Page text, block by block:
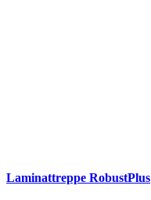
Laminattreppe RobustPlus